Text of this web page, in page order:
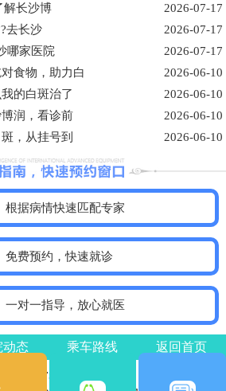
解长沙博
2026-07-17
去长沙
2026-07-17
哪家医院
2026-07-17
食物，助力白
2026-06-10
的白斑治了
2026-06-10
润，看诊前
2026-06-10
，从挂号到 2026-06-10
根据病情快速匹配专家
免费预约，快速就诊
一对一指导，放心就医
动态 乘车路线 返回首页
电话：0731-85532120